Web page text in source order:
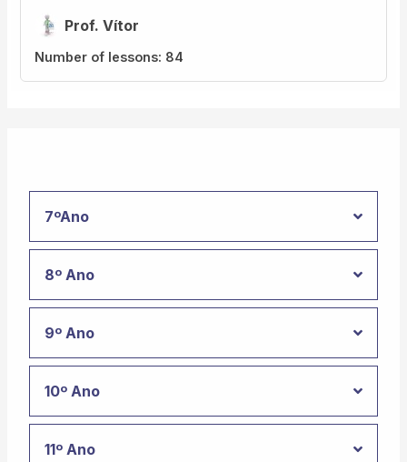
7ºAno
8º Ano
9º Ano
10º Ano
11º Ano
Prof. Vítor
Number of lessons: 84